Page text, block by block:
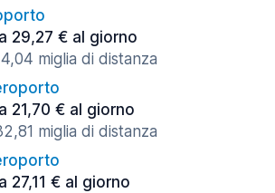
29,27 € al giorno
miglia di distanza
21,70 € al giorno
miglia di distanza
27,11 € al giorno